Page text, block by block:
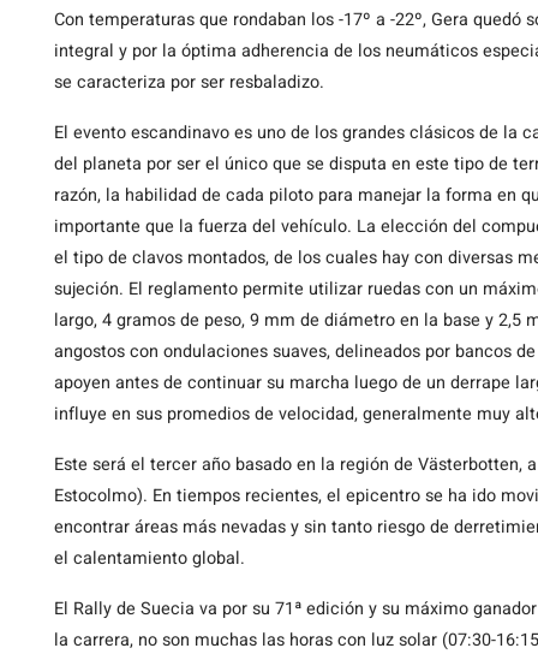
Con temperaturas que rondaban los -17º a -22º, Gera
integral y por la óptima adherencia de los neumáticos
se caracteriza por ser resbaladizo.
El evento escandinavo es uno de los grandes clásicos de la
del planeta por ser el único que se disputa en este tipo de
razón, la habilidad de cada piloto para manejar la forma en
importante que la fuerza del vehículo. La elección del
el tipo de clavos montados, de los cuales hay con diversas
sujeción. El reglamento permite utilizar ruedas con un
largo, 4 gramos de peso, 9 mm de diámetro en la base y
angostos con ondulaciones suaves, delineados por bancos
apoyen antes de continuar su marcha luego de un derrape
influye en sus promedios de velocidad, generalmente muy
Este será el tercer año basado en la región de
Estocolmo). En tiempos recientes, el epicentro se ha ido
encontrar áreas más nevadas y sin tanto riesgo de
el calentamiento global.
El Rally de Suecia va por su 71ª edición y su máximo
la carrera, no son muchas las horas con luz solar (07:30-